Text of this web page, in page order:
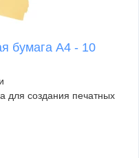
бумага А4 - 10
для создания печатных